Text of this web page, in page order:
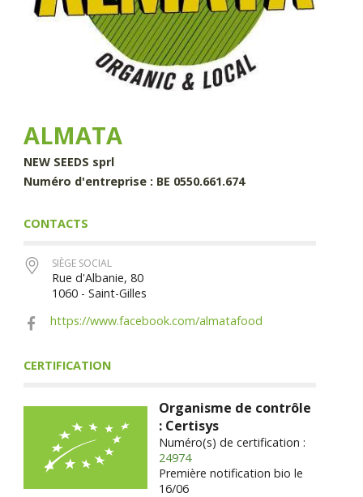
ALMATA
NEW SEEDS sprl
Numéro d'entreprise : BE 0550.661.674
CONTACTS
SIÈGE SOCIAL
Rue d'Albanie, 80
1060 - Saint-Gilles
https://www.facebook.com/almatafood
CERTIFICATION
Organisme de contrôle
: Certisys
Numéro(s) de certification :
24974
Première notification bio le
16/06